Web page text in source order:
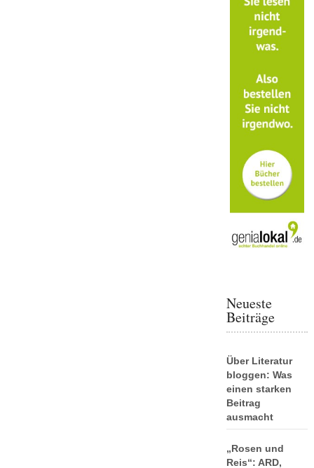
Neueste
Beiträge
Über Literatur
bloggen: Was
einen starken
Beitrag
ausmacht
„Rosen und
Reis“: ARD,